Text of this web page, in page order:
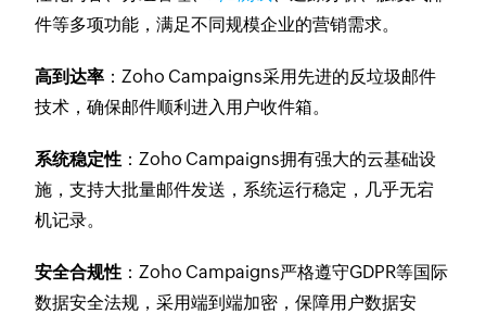
件等多项功能，满足不同规模企业的营销需求。
高到达率 ：Zoho Campaigns采用先进的反垃圾邮件
技术，确保邮件顺利进入用户收件箱。
系统稳定性 ：Zoho Campaigns拥有强大的云基础设
施，支持大批量邮件发送，系统运行稳定，几乎无宕
机记录。
安全合规性 ：Zoho Campaigns严格遵守GDPR等国际
数据安全法规，采用端到端加密，保障用户数据安